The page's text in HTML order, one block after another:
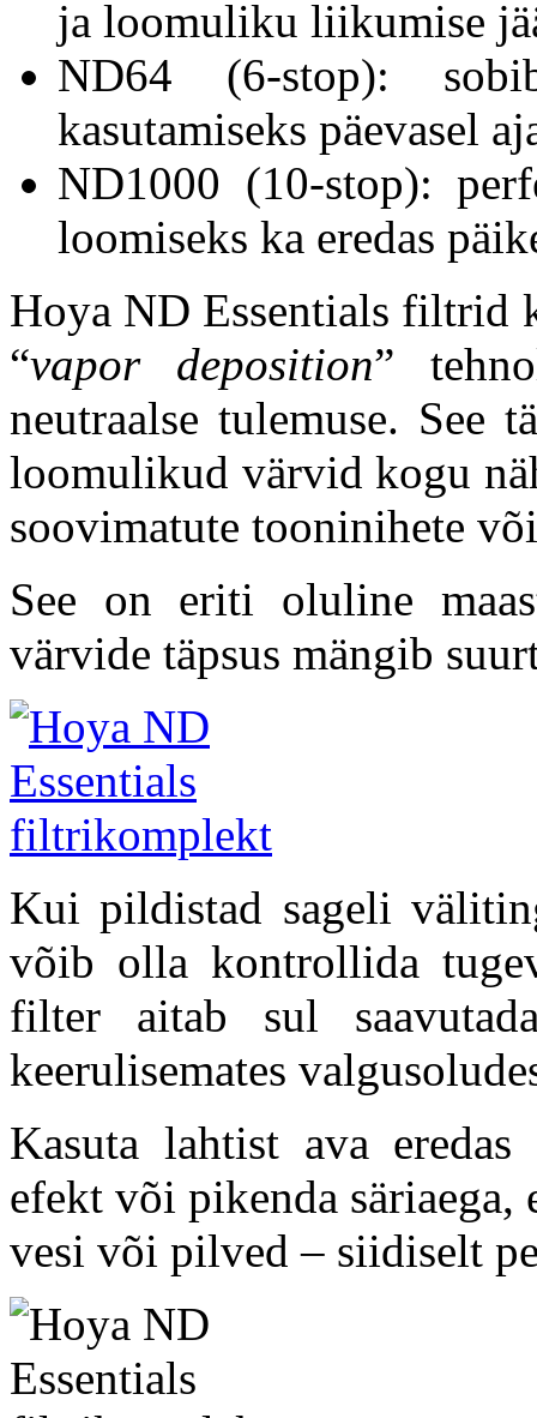
ja loomuliku liikumise
ND64 (6-stop):
kasutamiseks päevasel
ND1000 (10-stop):
loomiseks ka eredas
Hoya ND Essentials filtrid
“vapor deposition”
neutraalse tulemuse. See
loomulikud värvid kogu
soovimatute tooninihete
See on eriti oluline
värvide täpsus mängib
Kui pildistad sageli
võib olla kontrollida
filter aitab sul
keerulisemates
Kasuta lahtist ava
efekt või pikenda
vesi või pilved – siidiselt